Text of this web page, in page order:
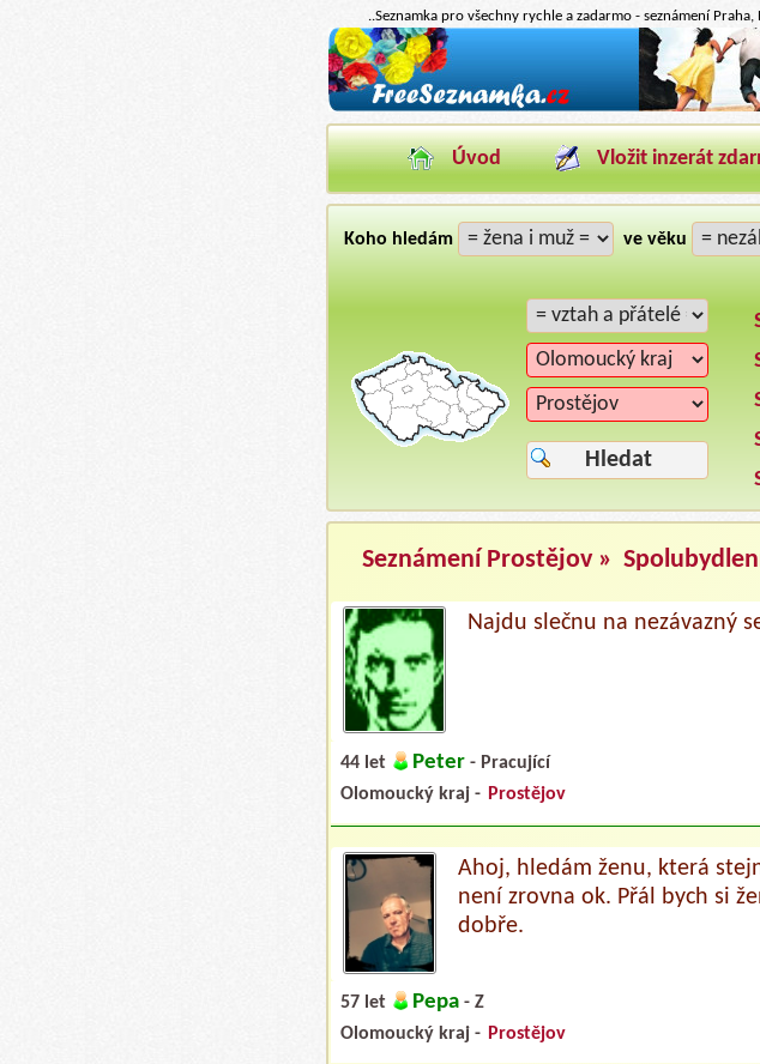
..Seznamka pro všechny rychle a zadarmo - seznámení
Úvod Vložit inzerát
Koho hledám ve věku
Hledat
Seznámení Prostějov »
Najdu slečnu na nezávazný
44 let Peter - Pracující
Olomoucký kraj - Prostějov
Ahoj, hledám ženu, která
není zrovna ok. Přál bych si
dobře.
57 let Pepa - Z
Olomoucký kraj - Prostějov